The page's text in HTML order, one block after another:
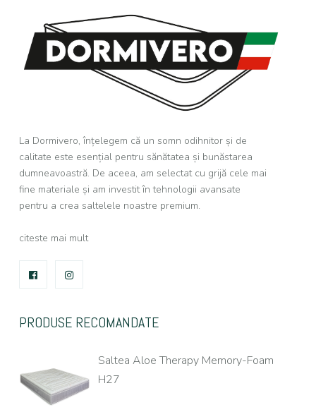
La Dormivero, înțelegem că un somn odihnitor și de
calitate este esențial pentru sănătatea și bunăstarea
dumneavoastră. De aceea, am selectat cu grijă cele mai
fine materiale și am investit în tehnologii avansate
pentru a crea saltelele noastre premium.
citeste mai mult
FACEBOOK
PRODUSE RECOMANDATE
Saltea Aloe Therapy Memory-Foam
H27